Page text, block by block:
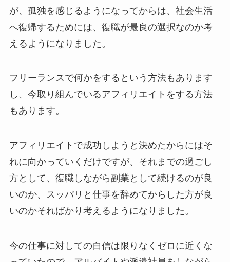
が、孤独を感じるようになってからは、社会生活
へ復帰するためには、復職が最良の選択なのか考
えるようになりました。
フリーランスで何かをするという方法もあります
し、今取り組んでいるアフィリエイトをする方法
もあります。
アフィリエイトで成功しようと決めたからにはそ
れに向かっていくだけですが、それまでの過ごし
方として、復職しながら副業として続けるのが良
いのか、スッパリと仕事を辞めてからした方が良
いのかそればかり考えるようになりました。
今の仕事に対しての自信は限りなくゼロに近くな